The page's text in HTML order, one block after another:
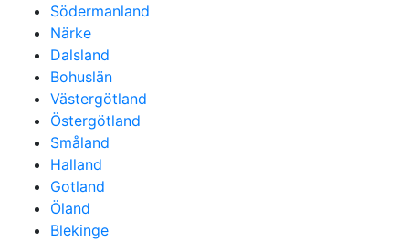
Södermanland
Närke
Dalsland
Bohuslän
Västergötland
Östergötland
Småland
Halland
Gotland
Öland
Blekinge